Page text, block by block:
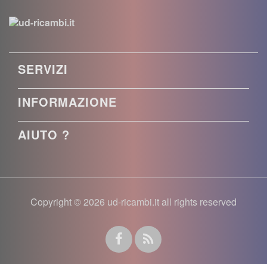
SERVIZI
INFORMAZIONE
AIUTO ?
Copyright © 2026 ud-ricambi.it all rights reserved